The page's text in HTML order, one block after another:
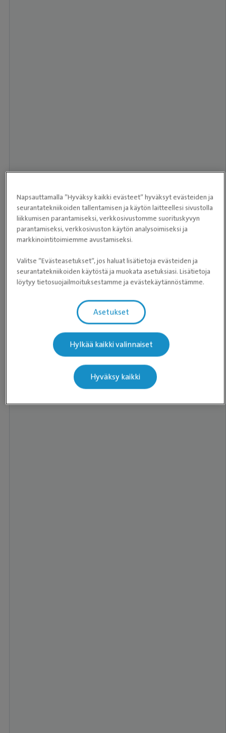
Napsauttamalla ”Hyväksy kaikki evästeet” hyväksyt evästeiden ja
seurantatekniikoiden tallentamisen ja käytön laitteellesi sivustolla
liikkumisen parantamiseksi, verkkosivustomme suorituskyvyn
parantamiseksi, verkkosivuston käytön analysoimiseksi ja
markkinointitoimiemme avustamiseksi.
Valitse ”Evästeasetukset”, jos haluat lisätietoja evästeiden ja
seurantatekniikoiden käytöstä ja muokata asetuksiasi. Lisätietoja
löytyy tietosuojailmoituksestamme ja evästekäytännöstämme.
Asetukset
Hylkää kaikki valinnaiset
Hyväksy kaikki